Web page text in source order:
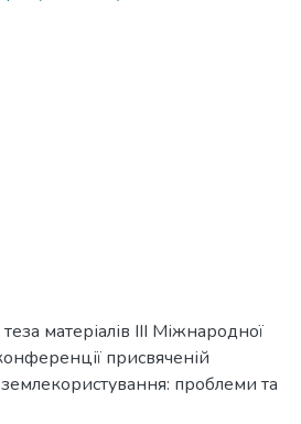
матеріалів ІІІ Міжнародної
присвяченій
проблеми та